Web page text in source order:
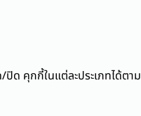
ด คุกกี้ในแต่ละประเภทได้ตาม